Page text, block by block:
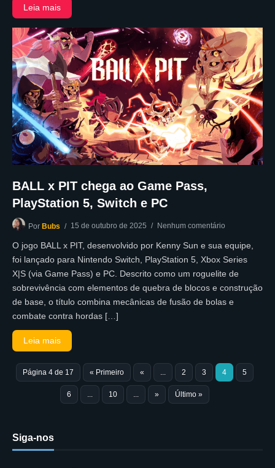
Leia mais
BALL x PIT chega ao Game Pass,
PlayStation 5, Switch e PC
Por Bubs 15 de outubro de 2025 Nenhum comentário
O jogo BALL x PIT, desenvolvido por Kenny Sun e sua equipe,
foi lançado para Nintendo Switch, PlayStation 5, Xbox Series
X|S (via Game Pass) e PC. Descrito como um roguelite de
sobrevivência com elementos de quebra de blocos e construção
de base, o título combina mecânicas de fusão de bolas e
combate contra hordas […]
Leia mais
Página 4 de 17 « Primeiro « ... 2 3 4 5
6 ... 10 ... » Último »
Siga-nos